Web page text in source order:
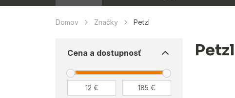
Domov Značky Petzl
Cena a dostupnosť Petzl